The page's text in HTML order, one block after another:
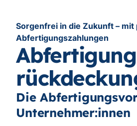
Sorgenfrei in die Zukunft – mit
Abfertigungszahlungen
Die
Unternehmer:innen